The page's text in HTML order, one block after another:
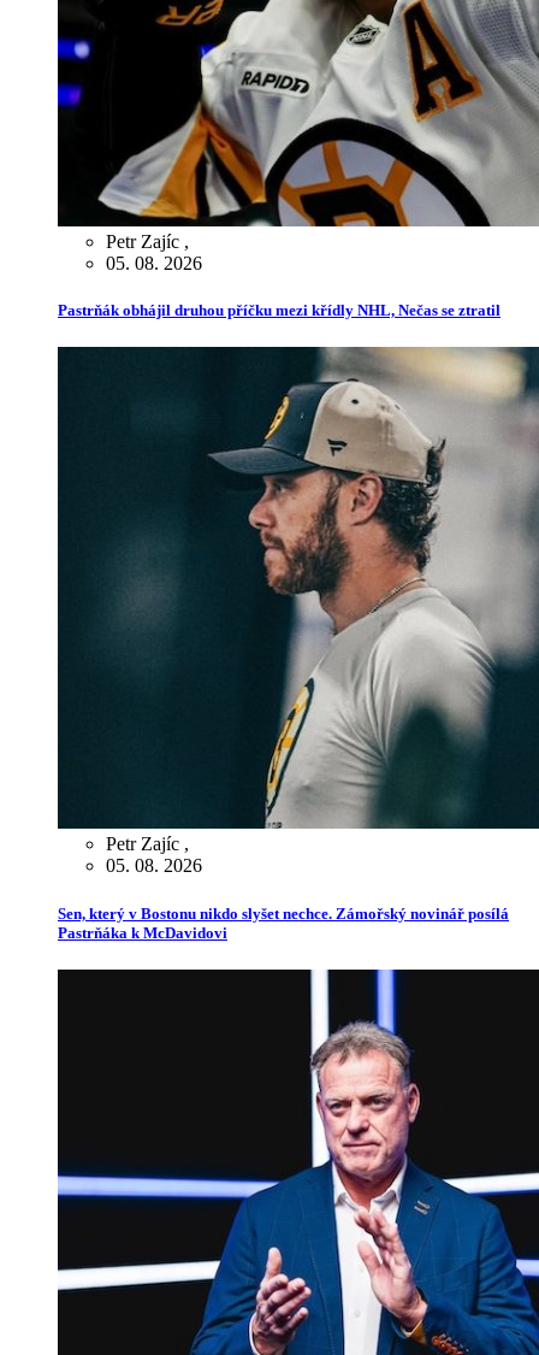
Petr Zajíc ,
05. 08. 2026
Pastrňák obhájil druhou příčku mezi křídly NHL, Nečas se ztratil
Petr Zajíc ,
05. 08. 2026
Sen, který v Bostonu nikdo slyšet nechce. Zámořský novinář posílá
Pastrňáka k McDavidovi